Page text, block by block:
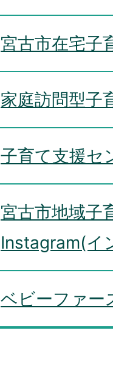
宮古市在宅子
家庭訪問型子
子育て支援セ
宮古市地域子
Instagram(イ
ベビーファー